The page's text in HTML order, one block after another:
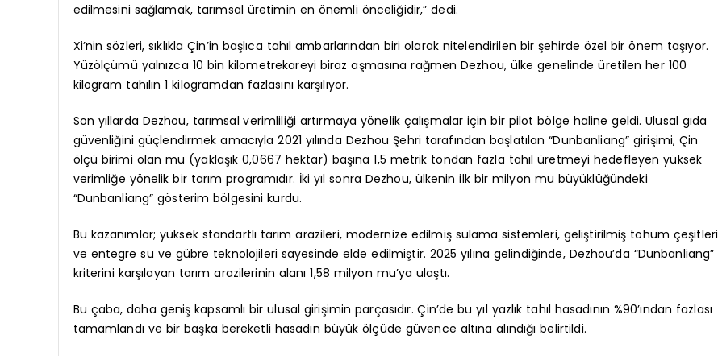
edilmesini sağlamak, tarımsal üretimin en önemli önceliğidir,” dedi.
Xi’nin sözleri, sıklıkla Çin’in başlıca tahıl ambarlarından biri olarak nitelendirilen bir şehirde özel bir önem taşıyor.
Yüzölçümü yalnızca 10 bin kilometrekareyi biraz aşmasına rağmen Dezhou, ülke genelinde üretilen her 100
kilogram tahılın 1 kilogramdan fazlasını karşılıyor.
Son yıllarda Dezhou, tarımsal verimliliği artırmaya yönelik çalışmalar için bir pilot bölge haline geldi. Ulusal gıda
güvenliğini güçlendirmek amacıyla 2021 yılında Dezhou Şehri tarafından başlatılan “Dunbanliang” girişimi, Çin
ölçü birimi olan mu (yaklaşık 0,0667 hektar) başına 1,5 metrik tondan fazla tahıl üretmeyi hedefleyen yüksek
verimliğe yönelik bir tarım programıdır. İki yıl sonra Dezhou, ülkenin ilk bir milyon mu büyüklüğündeki
“Dunbanliang” gösterim bölgesini kurdu.
Bu kazanımlar; yüksek standartlı tarım arazileri, modernize edilmiş sulama sistemleri, geliştirilmiş tohum çeşitleri
ve entegre su ve gübre teknolojileri sayesinde elde edilmiştir. 2025 yılına gelindiğinde, Dezhou’da “Dunbanliang”
kriterini karşılayan tarım arazilerinin alanı 1,58 milyon mu’ya ulaştı.
Bu çaba, daha geniş kapsamlı bir ulusal girişimin parçasıdır. Çin’de bu yıl yazlık tahıl hasadının %90’ından fazlası
tamamlandı ve bir başka bereketli hasadın büyük ölçüde güvence altına alındığı belirtildi.